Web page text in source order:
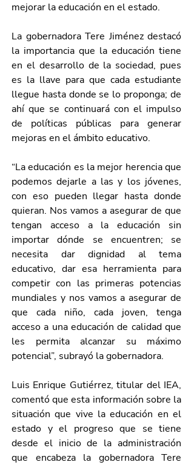
mejorar la educación en el estado.
La gobernadora Tere Jiménez destacó
la importancia que la educación tiene
en el desarrollo de la sociedad, pues
es la llave para que cada estudiante
llegue hasta donde se lo proponga; de
ahí que se continuará con el impulso
de políticas públicas para generar
mejoras en el ámbito educativo.
“La educación es la mejor herencia que
podemos dejarle a las y los jóvenes,
con eso pueden llegar hasta donde
quieran. Nos vamos a asegurar de que
tengan acceso a la educación sin
importar dónde se encuentren; se
necesita dar dignidad al tema
educativo, dar esa herramienta para
competir con las primeras potencias
mundiales y nos vamos a asegurar de
que cada niño, cada joven, tenga
acceso a una educación de calidad que
les permita alcanzar su máximo
potencial”, subrayó la gobernadora.
Luis Enrique Gutiérrez, titular del IEA,
comentó que esta información sobre la
situación que vive la educación en el
estado y el progreso que se tiene
desde el inicio de la administración
que encabeza la gobernadora Tere